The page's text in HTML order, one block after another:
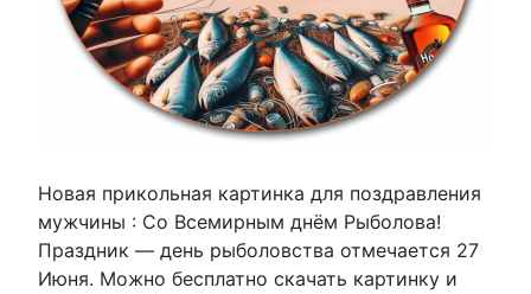
Новая прикольная картинка для поздравления
мужчины : Со Всемирным днём Рыболова!
Праздник — день рыболовства отмечается 27
Июня. Можно бесплатно скачать картинку и